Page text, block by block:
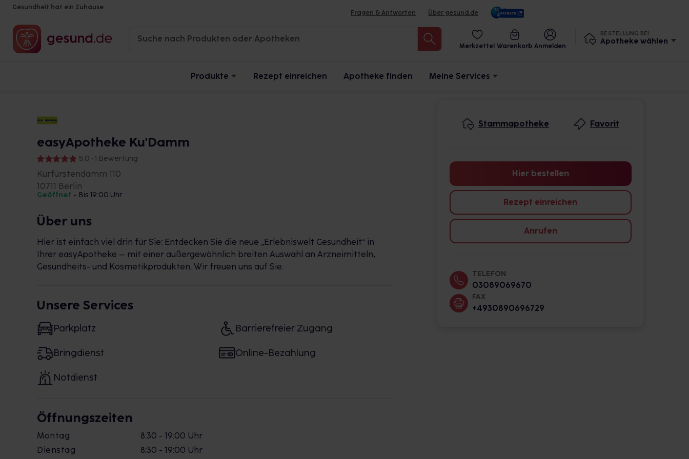
Gesundheit hat ein Zuhause
Fragen & Antworten Über gesund.de
Merkzettel Warenkorb Anmelden
BESTELLUNG BEI
Apotheke wählen
Produkte Rezept einreichen Apotheke finden Meine Services
easyApotheke Ku'Damm
5,0 • 1 Bewertung
Kurfürstendamm 110
10711 Berlin
Geöffnet • Bis 19:00 Uhr
Über uns
Hier ist einfach viel drin für Sie: Entdecken Sie die neue „Erlebniswelt Gesundheit“ in
Ihrer easyApotheke – mit einer außergewöhnlich breiten Auswahl an Arzneimitteln,
Gesundheits- und Kosmetikprodukten. Wir freuen uns auf Sie.
Unsere Services
Parkplatz Barrierefreier Zugang
Bringdienst Online-Bezahlung
Notdienst
Öffnungszeiten
Montag
8:30 - 19:00 Uhr
Dienstag
8:30 - 19:00 Uhr
Stammapotheke Favorit
Hier bestellen
Rezept einreichen
Anrufen
TELEFON
03089069670
FAX
+4930890696729